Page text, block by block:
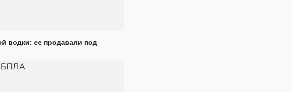
водки: ее продавали под